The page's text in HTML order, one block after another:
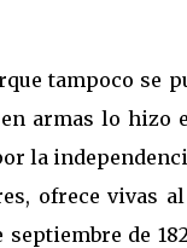
tampoco se
armas lo hizo
la
ofrece vivas al
de